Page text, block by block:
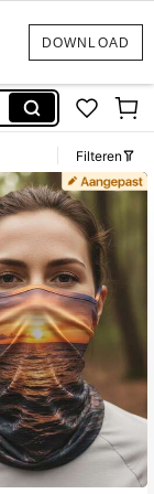
DOWNLOAD
Filteren